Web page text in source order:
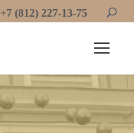
+7 (812) 227-13-75